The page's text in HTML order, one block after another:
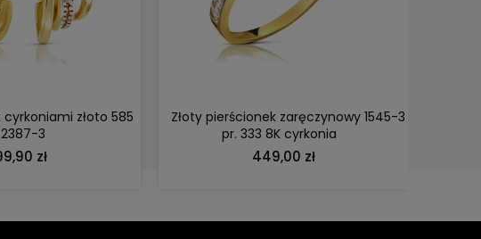
cyrkoniami złoto 585
2387-3
zł
Złoty pierścionek zaręczynowy 1545-3
pr. 333 8K cyrkonia
449,00 zł
DO KOSZYKA